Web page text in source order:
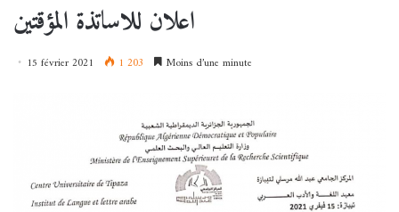
اعلان للاساتذة المؤقتين
15 février 2021 1 203 Moins d’une minute